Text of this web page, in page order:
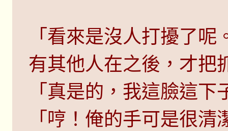
「看來是沒人打擾了
有其他人在之後，才把
「真是的，我這臉這
「哼！俺的手可是很